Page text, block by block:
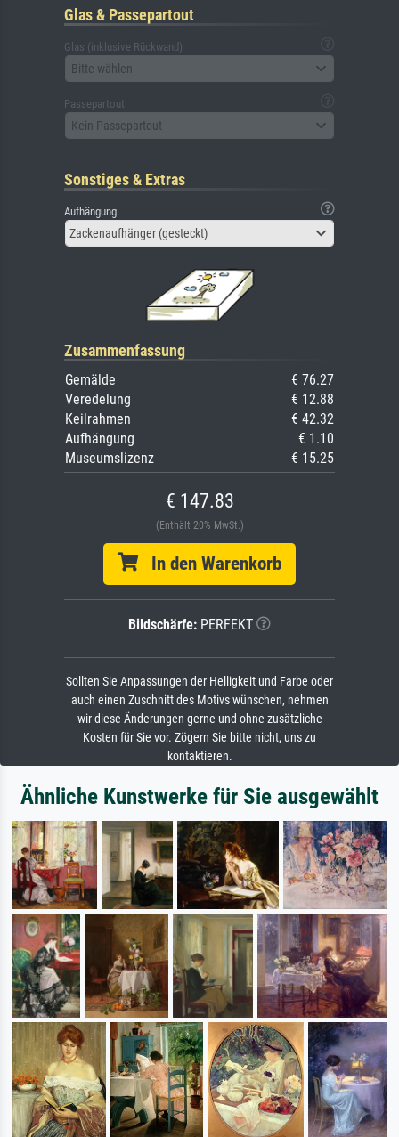
Glas & Passepartout
Glas (inklusive Rückwand)
Bitte wählen
Passepartout
Kein Passepartout
Sonstiges & Extras
Aufhängung
Zackenaufhänger (gesteckt)
Zusammenfassung
Gemälde
€ 76.27
Veredelung
€ 12.88
Keilrahmen
€ 42.32
Aufhängung
€ 1.10
Museumslizenz
€ 15.25
€ 147.83
(Enthält 20% MwSt.)
In den Warenkorb
Bildschärfe: PERFEKT
Sollten Sie Anpassungen der Helligkeit und Farbe oder
auch einen Zuschnitt des Motivs wünschen, nehmen
wir diese Änderungen gerne und ohne zusätzliche
Kosten für Sie vor. Zögern Sie bitte nicht, uns zu
kontaktieren.
Ähnliche Kunstwerke für Sie ausgewählt